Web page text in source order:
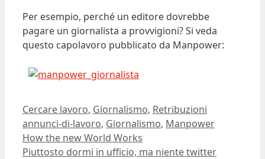
Per esempio, perché un editore dovrebbe
pagare un giornalista a provvigioni? Si veda
questo capolavoro pubblicato da Manpower:
Categorie
Cercare lavoro, Giornalismo, Retribuzioni
annunci-di-lavoro, Giornalismo, Manpower
How the new World Works
Piuttosto dormi in ufficio, ma niente twitter